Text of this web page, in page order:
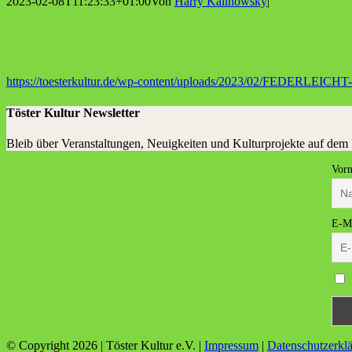
https://toesterkultur.de/wp-content/uploads/2023/02/
Töster Kultur Newsletter
Bleib über Veranstaltungen, Neuigkeiten und Kulturprojekte auf dem
E-
© Copyright 2026 | Töster Kultur e.V. | Impressum |